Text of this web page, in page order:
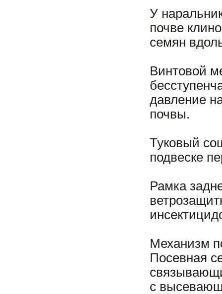
У
почве
семян
Винтовой
давление
почвы.
Туковый
подвеске
Рамка
Механизм
Посевная
с